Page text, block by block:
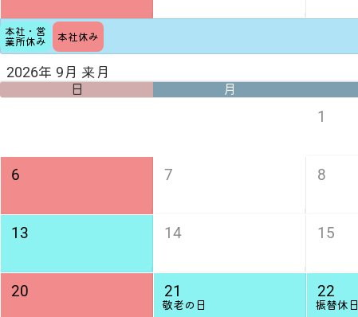
1
6 7 8
13 14 15
20 21
敬老の日
22
振替休日
2026年 9月 来月
日 月
本社・営
業所休み
本社休み